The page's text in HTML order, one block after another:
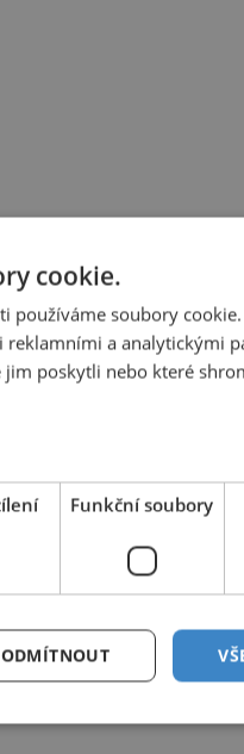
cookie.
používáme soubory
reklamními a analytickými
poskytli nebo které
Funkční soubory